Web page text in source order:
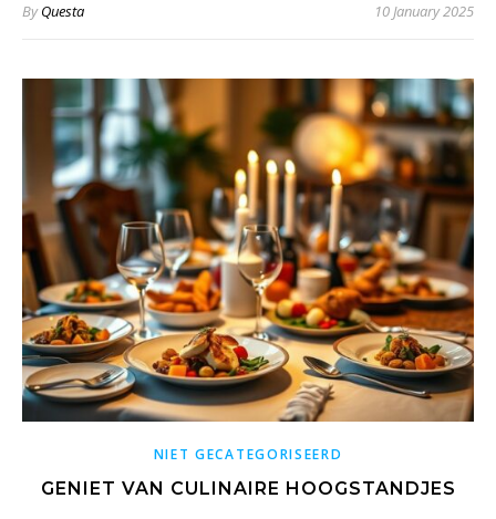
ByQuesta 10 January 2025
NIET GECATEGORISEERD
GENIET VAN CULINAIRE HOOGSTANDJES